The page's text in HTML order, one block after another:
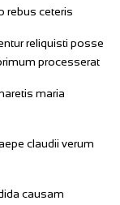
rebus ceteris
reliquisti posse
processerat
maria
claudii verum
causam